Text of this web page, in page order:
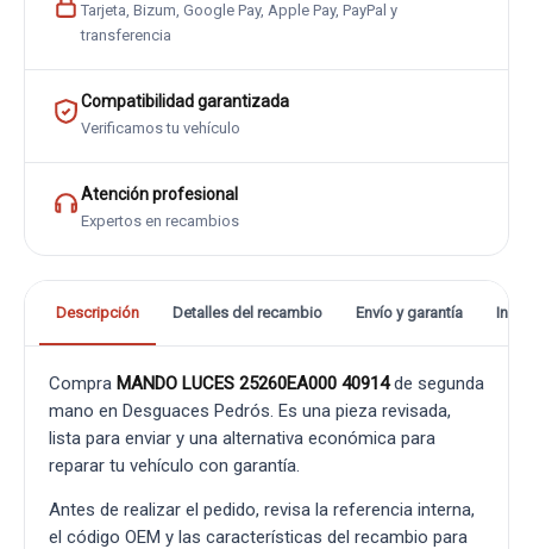
Tarjeta, Bizum, Google Pay, Apple Pay, PayPal y
transferencia
Compatibilidad garantizada
Verificamos tu vehículo
Atención profesional
Expertos en recambios
Descripción Detalles del recambio Envío y garantía
Compra MANDO LUCES 25260EA000 40914de segunda
mano en Desguaces Pedrós. Es una pieza revisada,
lista para enviar y una alternativa económica para
reparar tu vehículo con garantía.
Antes de realizar el pedido, revisa la referencia interna,
el código OEM y las características del recambio para